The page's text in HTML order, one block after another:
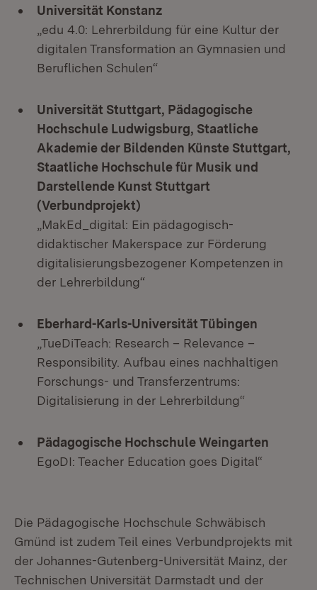
Universität Konstanz
„edu 4.0: Lehrerbildung für eine Kultur der
digitalen Transformation an Gymnasien und
Beruflichen Schulen“
Universität Stuttgart, Pädagogische
Hochschule Ludwigsburg, Staatliche
Akademie der Bildenden Künste Stuttgart,
Staatliche Hochschule für Musik und
Darstellende Kunst Stuttgart
(Verbundprojekt)
„MakEd_digital: Ein pädagogisch-
didaktischer Makerspace zur Förderung
digitalisierungsbezogener Kompetenzen in
der Lehrerbildung“
Eberhard-Karls-Universität Tübingen
„TueDiTeach: Research – Relevance –
Responsibility. Aufbau eines nachhaltigen
Forschungs- und Transferzentrums:
Digitalisierung in der Lehrerbildung“
Pädagogische Hochschule Weingarten
EgoDI: Teacher Education goes Digital“
Die Pädagogische Hochschule Schwäbisch
Gmünd ist zudem Teil eines Verbundprojekts mit
der Johannes-Gutenberg-Universität Mainz, der
Technischen Universität Darmstadt und der